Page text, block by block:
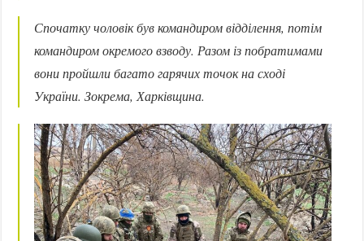
Спочатку чоловік був командиром відділення, потім
командиром окремого взводу. Разом із побратимами
вони пройшли багато гарячих точок на сході
України. Зокрема, Харківщина.